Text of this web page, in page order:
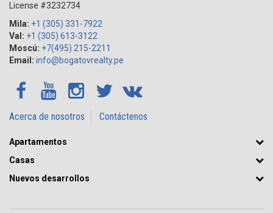
License #3232734
Mila: +1 (305) 331-7922
Val: +1 (305) 613-3122
Moscú: +7(495) 215-2211
Email: info@bogatovrealty.pe
Acerca de nosotros Contáctenos
Apartamentos
Casas
Nuevos desarrollos